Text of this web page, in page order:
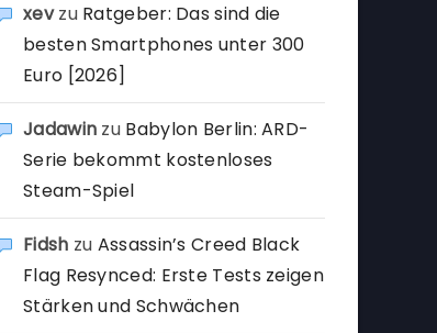
xevzu Ratgeber: Das sind die
besten Smartphones unter 300
Euro [2026]
Jadawin zu Babylon Berlin: ARD-
Serie bekommt kostenloses
Steam-Spiel
Fidsh zu Assassin’s Creed Black
Flag Resynced: Erste Tests zeigen
Stärken und Schwächen